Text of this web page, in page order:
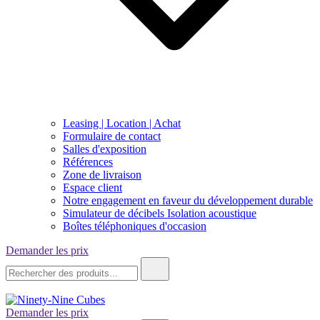
Leasing | Location | Achat
Formulaire de contact
Salles d'exposition
Références
Zone de livraison
Espace client
Notre engagement en faveur du développement durable
Simulateur de décibels Isolation acoustique
Boîtes téléphoniques d'occasion
Demander les prix
de
Demander les prix